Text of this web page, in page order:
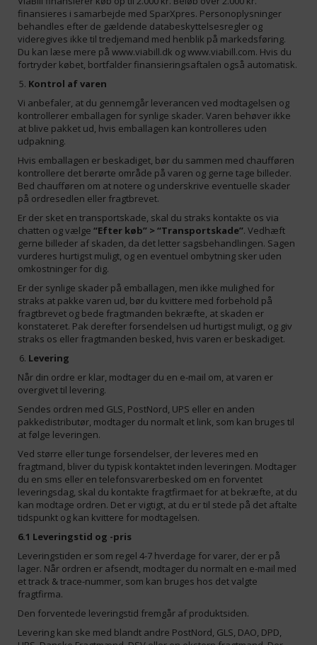
finansieres i samarbejde med SparXpres. Personoplysninger
behandles efter de gældende databeskyttelsesregler og
videregives ikke til tredjemand med henblik på markedsføring.
Du kan læse mere på www.viabill.dk ogwww.viabill.com. Hvis du
fortryder købet, bortfalder finansieringsaftalen også automatisk.
Kontrol af varen
Vi anbefaler, at du gennemgår leverancen ved modtagelsen og
kontrollerer emballagen for synlige skader. Varen behøver ikke
at blive pakket ud, hvis emballagen kan kontrolleres uden
udpakning.
Hvis emballagen er beskadiget, bør du sammen med chaufføren
kontrollere det berørte område på varen og gerne tage billeder.
Bed chaufføren om at notere og underskrive eventuelle skader
på ordresedlen eller fragtbrevet.
Er der sket en transportskade, skal du straks kontakte os via
chatten og vælge “Efter køb” > “Transportskade”. Vedhæft
gerne billeder af skaden, da det letter sagsbehandlingen. Sagen
vurderes hurtigst muligt, og en eventuel ombytning sker uden
omkostninger for dig.
Er der synlige skader på emballagen, men ikke mulighed for
straks at pakke varen ud, bør du kvittere med forbehold på
fragtbrevet og bede fragtmanden bekræfte, at skaden er
konstateret. Pak derefter forsendelsen ud hurtigst muligt, og giv
straks os eller fragtmanden besked, hvis varen er beskadiget.
Levering
Når din ordre er klar, modtager du en e-mail om, at varen er
overgivet til levering.
Sendes ordren med GLS, PostNord, UPS eller en anden
pakkedistributør, modtager du normalt et link, som kan bruges til
at følge leveringen.
Ved større eller tunge forsendelser, der leveres med en
fragtmand, bliver du typisk kontaktet inden leveringen. Modtager
du en sms eller en telefonsvarerbesked om en forventet
leveringsdag, skal du kontakte fragtfirmaet for at bekræfte, at du
kan modtage ordren. Det er vigtigt, at du er til stede på det aftalte
tidspunkt og kan kvittere for modtagelsen.
6.1 Leveringstid og -pris
Leveringstiden er som regel 4-7 hverdage for varer, der er på
lager. Når ordren er afsendt, modtager du normalt en e-mail med
et track & trace-nummer, som kan bruges hos det valgte
fragtfirma.
Den forventede leveringstid fremgår af produktsiden.
Levering kan ske med blandt andre PostNord, GLS, DAO, DPD,